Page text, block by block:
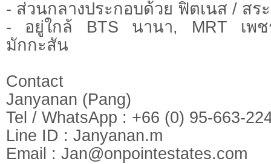
- ส่วนกลางประกอบด้วย ฟิตเนส / สร
- อยู่ใกล้ BTS นานา, MRT เพช
มักกะสัน
Contact
Janyanan (Pang)
Tel / WhatsApp : +66 (0) 95-663-
Line ID : Janyanan.m
Email : Jan@onpointestates.com